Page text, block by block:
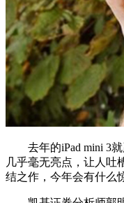
去年的iPad mini 3就
几乎毫无亮点，让人吐
结之作，今年会有什么